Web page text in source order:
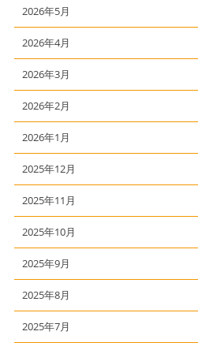
2026年5月
2026年4月
2026年3月
2026年2月
2026年1月
2025年12月
2025年11月
2025年10月
2025年9月
2025年8月
2025年7月